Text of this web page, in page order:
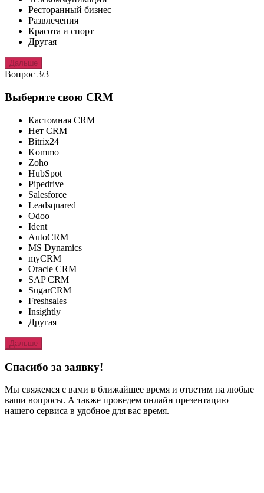
Ресторанный бизнес
Развлечения
Красота и спорт
Другая
Дальше
Вопрос 3/3
Выберите свою CRM
Кастомная CRM
Нет CRM
Bitrix24
Kommo
Zoho
HubSpot
Pipedrive
Salesforce
Leadsquared
Odoo
Ident
AutoCRM
MS Dynamics
myCRM
Oracle CRM
SAP CRM
SugarCRM
Freshsales
Insightly
Другая
Дальше
Спасибо за заявку!
Мы свяжемся с вами в ближайшее время и ответим на любые
ваши вопросы. А также проведем онлайн презентацию
нашего сервиса в удобное для вас время.